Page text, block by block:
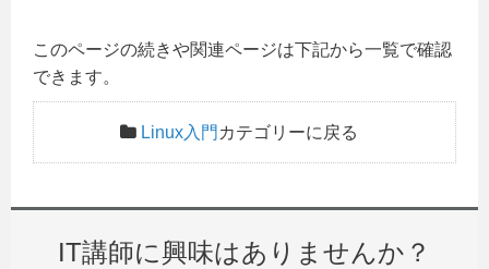
このページの続きや関連ページは下記から一覧で確認
できます。
Linux入門 カテゴリーに戻る
IT講師に興味はありませんか？